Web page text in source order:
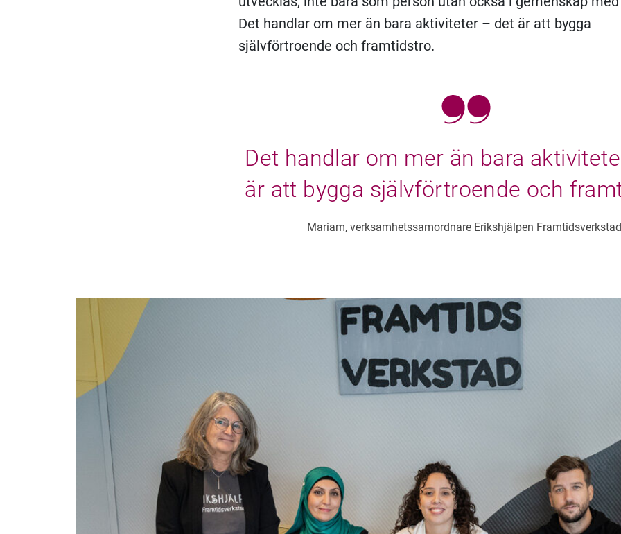
Det handlar om mer än bara aktiviteter – det är att bygga
självförtroende och framtidstro.
Det handlar om mer än bara
är att bygga självförtroende och
Mariam, verksamhetssamordnare Erikshjälpen